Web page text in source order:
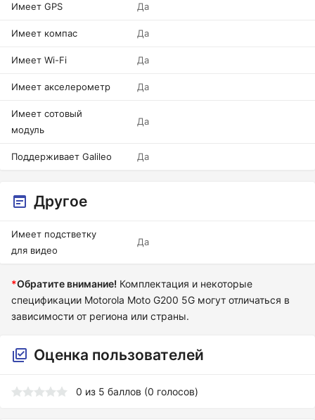
Имеет GPS Да
Имеет компас Да
Имеет Wi-Fi Да
Имеет акселерометр Да
Имеет сотовый
модуль
Да
Поддерживает Galileo Да
Другое
Имеет подстветку
для видео
Да
*Обратите внимание! Комплектация и некоторые
спецификации Motorola Moto G200 5G могут отличаться в
зависимости от региона или страны.
Оценка пользователей
0 из 5 баллов (0 голосов)